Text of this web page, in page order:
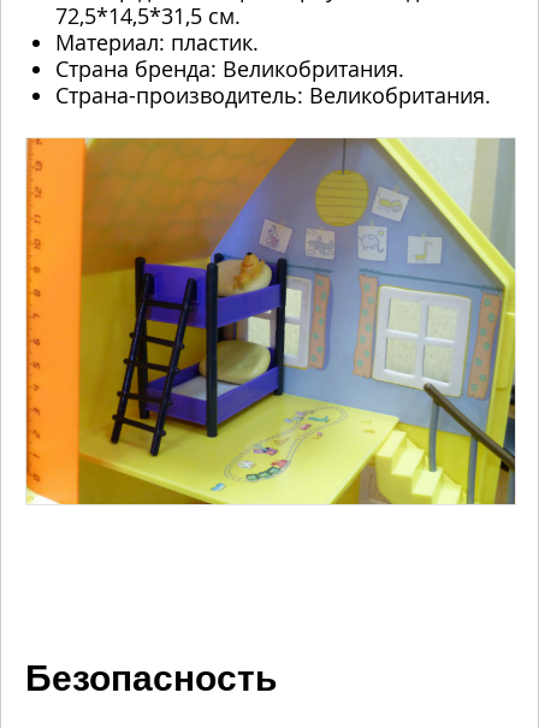
72,5*14,5*31,5 см.
Материал: пластик.
Страна бренда: Великобритания.
Страна-производитель: Великобритания.
Безопасность